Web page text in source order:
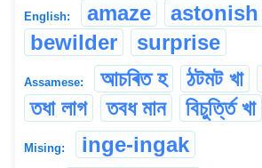
English: amaze
astonish
bewilder
surprise
Assamese: আচৰিত হ ঠটমট খা
তধা লাগ
তবধ মান বিচুৰ্ত্তি খা
Mising: inge-ingak